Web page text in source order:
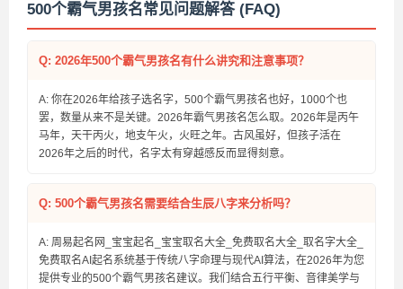
500个霸气男孩名常见问题解答 (FAQ)
Q: 2026年500个霸气男孩名有什么讲究和注意事项？
A: 你在2026年给孩子选名字，500个霸气男孩名也好，1000个也
罢，数量从来不是关键。2026年霸气男孩名怎么取。2026年是丙午
马年，天干丙火，地支午火，火旺之年。古风虽好，但孩子活在
2026年之后的时代，名字太有穿越感反而显得刻意。
Q: 500个霸气男孩名需要结合生辰八字来分析吗？
A: 周易起名网_宝宝起名_宝宝取名大全_免费取名大全_取名字大全_
免费取名AI起名系统基于传统八字命理与现代AI算法，在2026年为您
提供专业的500个霸气男孩名建议。我们结合五行平衡、音律美学与